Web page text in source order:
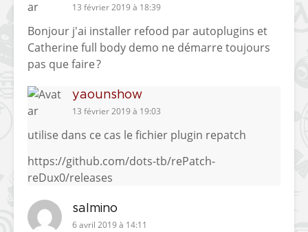
13 février 2019 à 18:39
Bonjour j'ai installer refood par autoplugins et
Catherine full body demo ne démarre toujours
pas que faire ?
yaounshow
13 février 2019 à 19:03
utilise dans ce cas le fichier plugin repatch
https://github.com/dots-tb/rePatch-
reDux0/releases
salmino
6 avril 2019 à 14:11